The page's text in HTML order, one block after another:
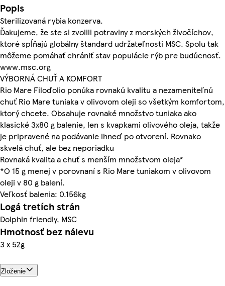
Popis
Sterilizovaná rybia konzerva.
Ďakujeme, že ste si zvolili potraviny z morských živočíchov,
ktoré spĺňajú globálny štandard udržateľnosti MSC. Spolu tak
môžeme pomáhať chrániť stav populácie rýb pre budúcnosť.
www.msc.org
VÝBORNÁ CHUŤ A KOMFORT
Rio Mare Filoďolio ponúka rovnakú kvalitu a nezameniteľnú
chuť Rio Mare tuniaka v olivovom oleji so všetkým komfortom,
ktorý chcete. Obsahuje rovnaké množstvo tuniaka ako
klasické 3x80 g balenie, len s kvapkami olivového oleja, takže
je pripravené na podávanie ihneď po otvorení. Rovnako
skvelá chuť, ale bez neporiadku
Rovnaká kvalita a chuť s menším množstvom oleja*
*O 15 g menej v porovnaní s Rio Mare tuniakom v olivovom
oleji v 80 g balení.
Veľkosť balenia: 0.156kg
Logá tretích strán
Dolphin friendly, MSC
Hmotnosť bez nálevu
3 x 52g
Zloženie